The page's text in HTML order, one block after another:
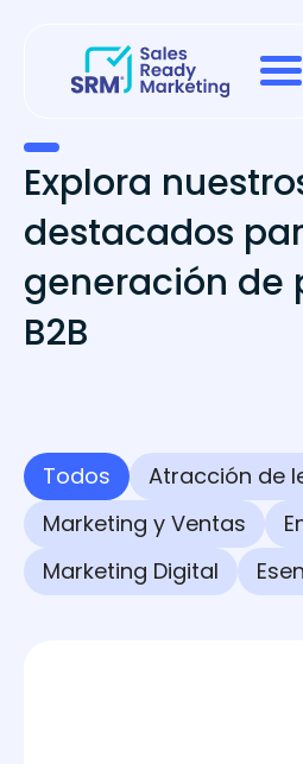
Explora
destacados
generación de
B2B
Todos
Atracción de
Marketing y Ventas
Marketing Digital